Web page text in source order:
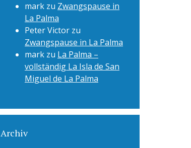
mark zu Zwangspause in
La Palma
Peter Victor zu
Zwangspause in La Palma
mark zu La Palma –
vollständig La Isla de San
Miguel de La Palma
Archiv